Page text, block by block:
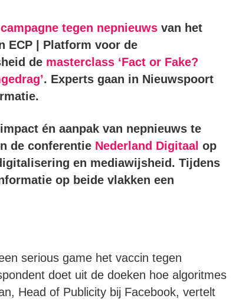
campagne tegen nepnieuwsvan het
ECP | Platform voor de
de masterclass ‘Fact or Fake?
. Experts gaan in Nieuwspoort
én aanpak van nepnieuws te
de conferentie Nederland Digitaal op
en mediawijsheid. Tijdens
op beide vlakken een
serious game het vaccin tegen
doet uit de doeken hoe algoritmes
Head of Publicity bij Facebook, vertelt